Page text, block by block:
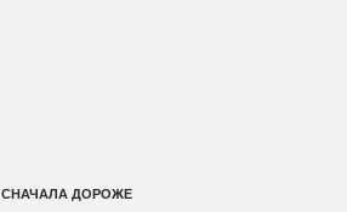
СНАЧАЛА ДОРОЖЕ